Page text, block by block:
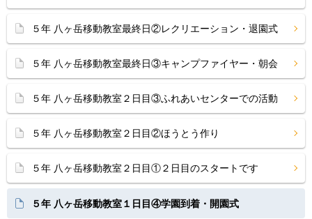
５年 八ヶ岳移動教室最終日②レクリエーション・退園式
５年 八ヶ岳移動教室最終日③キャンプファイヤー・朝会
５年 八ヶ岳移動教室２日目③ふれあいセンターでの活動
５年 八ヶ岳移動教室２日目②ほうとう作り
５年 八ヶ岳移動教室２日目①２日目のスタートです
５年 八ヶ岳移動教室１日目④学園到着・開園式